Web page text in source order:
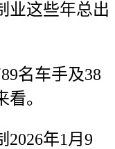
业这些年总出
名车手及38
。
年1月9